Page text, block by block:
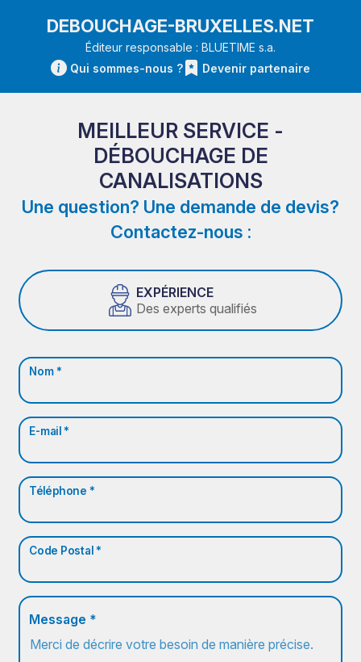
DEBOUCHAGE-BRUXELLES.NET
Éditeur responsable : BLUETIME s.a.
Qui sommes-nous ?
Devenir partenaire
MEILLEUR SERVICE -
DÉBOUCHAGE DE
CANALISATIONS
Une question? Une demande de devis?
Contactez-nous :
EXPÉRIENCE
Des experts qualifiés
Nom *
E-mail *
Téléphone *
Code Postal *
Message *